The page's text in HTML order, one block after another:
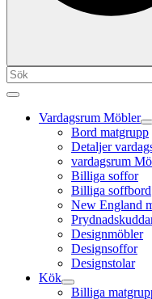
Vardagsrum Möbler
Bord matgrupp
Detaljer
vardagsrum
Billiga soffor
Billiga soffbord
New England
Designmöbler
Designsoffor
Designstolar
Kök
Billiga